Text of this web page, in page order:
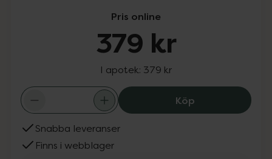
Pris online
379 kr
I apotek: 379 kr
KöpPixi Vitamin-C
Snabba leveranser
Finns i webblager